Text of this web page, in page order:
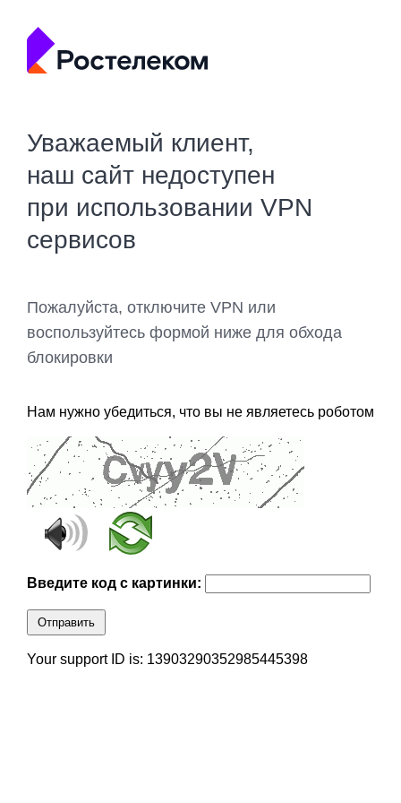
Уважаемый клиент,
наш сайт недоступен
при использовании VPN
сервисов
Пожалуйста, отключите VPN или
воспользуйтесь формой ниже для обхода
блокировки
Нам нужно убедиться, что вы не являетесь роботом
Введите код с картинки:
Отправить
Your support ID is: 13903290352985445398